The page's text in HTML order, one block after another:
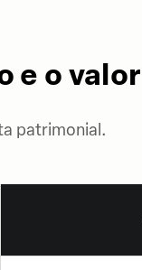
e o
patrimonial.